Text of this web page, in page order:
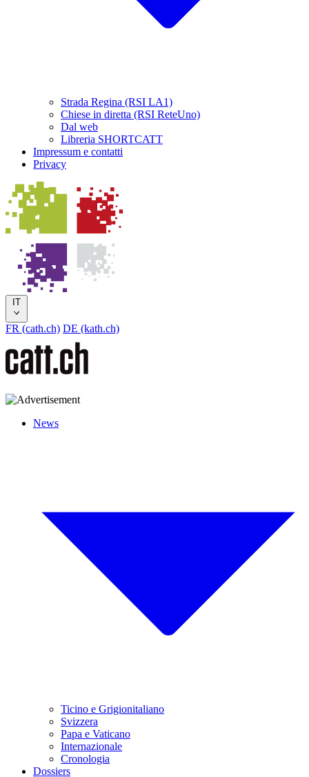
Strada Regina (RSI LA1)
Chiese in diretta (RSI ReteUno)
Dal web
Libreria SHORTCATT
Impressum e contatti
Privacy
IT
FR (cath.ch) DE (kath.ch)
News
Ticino e Grigionitaliano
Svizzera
Papa e Vaticano
Internazionale
Cronologia
Dossiers